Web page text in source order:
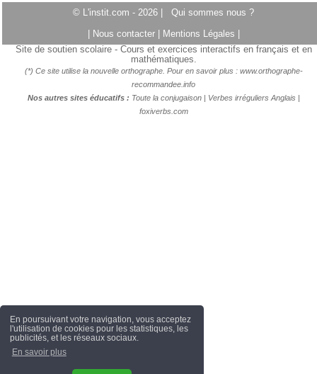
En poursuivant votre navigation, vous acceptez
l'utilisation de cookies pour les statistiques, les
publicités, et les réseaux sociaux.
En savoir plus
© L'instit.com - 2026 | Qui sommes nous ?
Nous contacter Mentions Légales
Site de soutien scolaire - Cours et exercices interactifs en français et en
mathématiques.
(*) Ce site utilise la nouvelle orthographe. Pour en savoir plus : www.orthographe-
recommandee.info
Nos autres sites éducatifs : Toute la conjugaison| Verbes irréguliers Anglais |
foxiverbs.com